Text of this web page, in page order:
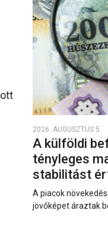
2026. AUGUSZTUS 5.
A külföldi
tényleges
stabilitást
A piacok
jövőképet áraztak